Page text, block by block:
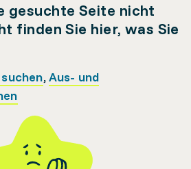
gesuchte Seite nicht
finden Sie hier, was Sie
,Aus- und